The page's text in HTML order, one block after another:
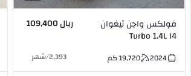
فولكس واجن تيغوان
Turbo 1.4L I4
ريال 109,400
2024
19,720كم 2,393
/شهر